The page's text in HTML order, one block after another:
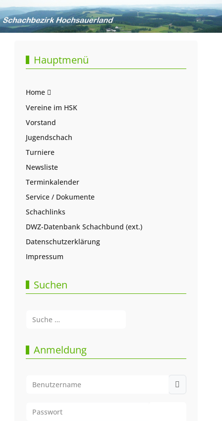
Hauptmenü
Home
Vereine im HSK
Vorstand
Jugendschach
Turniere
Newsliste
Terminkalender
Service / Dokumente
Schachlinks
DWZ-Datenbank Schachbund (ext.)
Datenschutzerklärung
Impressum
Suchen
Anmeldung